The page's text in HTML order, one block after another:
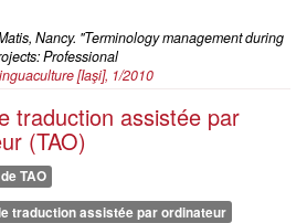
Nancy. "Terminology management during
Professional
[Iaşi], 1/2010
traduction assistée par
(TAO)
TAO
traduction assistée par ordinateur